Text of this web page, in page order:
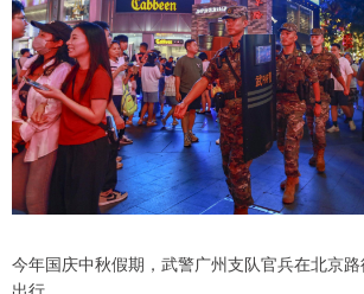
今年国庆中秋假期，武警广州支队官兵在北京
出行。